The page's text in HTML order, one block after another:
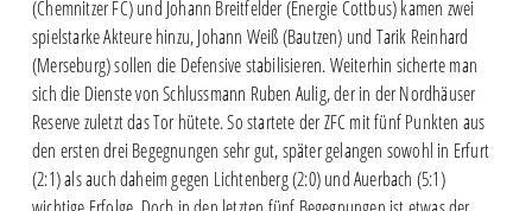
(Chemnitzer FC) und Johann Breitfelder (Energie Cottbus) kamen zwei
spielstarke Akteure hinzu, Johann Weiß (Bautzen) und Tarik Reinhard
(Merseburg) sollen die Defensive stabilisieren. Weiterhin sicherte man
sich die Dienste von Schlussmann Ruben Aulig, der in der Nordhäuser
Reserve zuletzt das Tor hütete. So startete der ZFC mit fünf Punkten aus
den ersten drei Begegnungen sehr gut, später gelangen sowohl in Erfurt
(2:1) als auch daheim gegen Lichtenberg (2:0) und Auerbach (5:1)